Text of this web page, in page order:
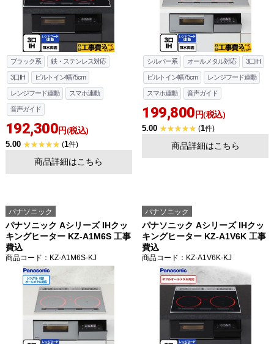
ブラック系 鉄・ステンレス対応
3口IH ビルトイン幅75cm
レンジフード連動 スマホ連動
音声ガイド
192,300円(税込)
5.00 (1件)
商品詳細はこちら
シルバー系 オールメタル対応 3口IH
ビルトイン幅75cm レンジフード連動
スマホ連動 音声ガイド
199,800 円(税込)
5.00 (1件)
商品詳細はこちら
パナソニック
パナソニック Aシリーズ IHクッ
キングヒーター KZ-A1M6S 工事
費込
商品コード ：KZ-A1M6S-KJ
パナソニック
パナソニック Aシリーズ IHクッ
キングヒーター KZ-A1V6K 工事
費込
商品コード ：KZ-A1V6K-KJ